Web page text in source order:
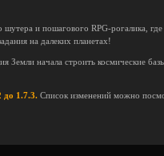
шутера и пошагового RPG-рогалика,
на далеких планетах!
Земли начала строить космические
до 1.7.3. Список изменений можно